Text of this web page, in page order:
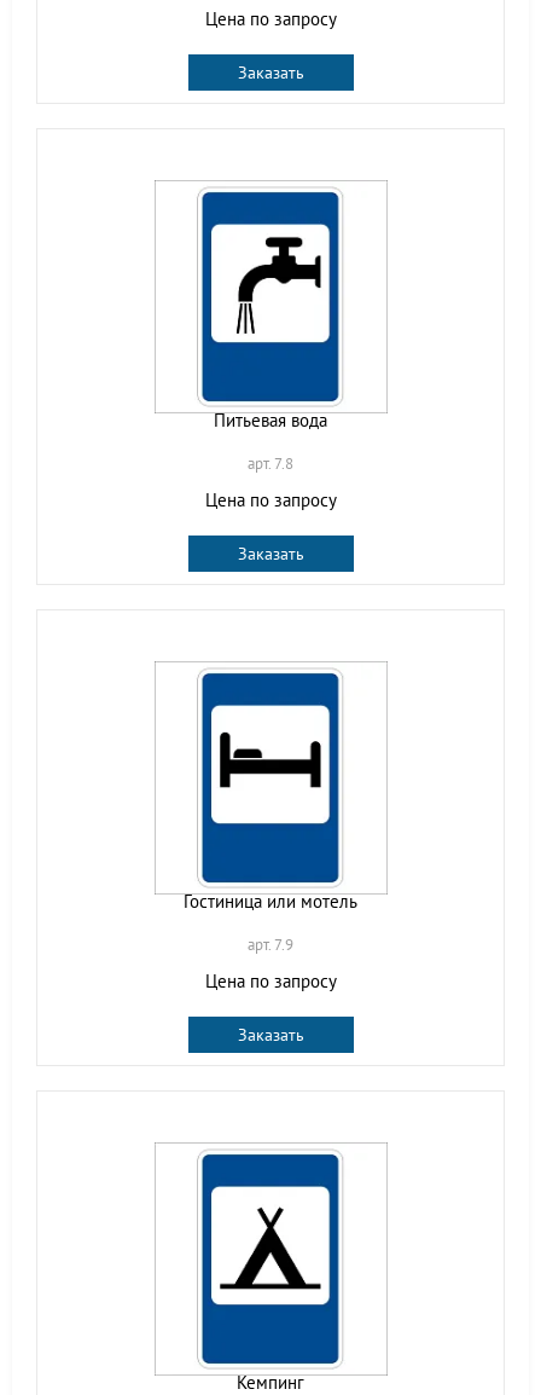
Цена по запросу
Заказать
Питьевая вода
арт. 7.8
Цена по запросу
Заказать
Гостиница или мотель
арт. 7.9
Цена по запросу
Заказать
Кемпинг